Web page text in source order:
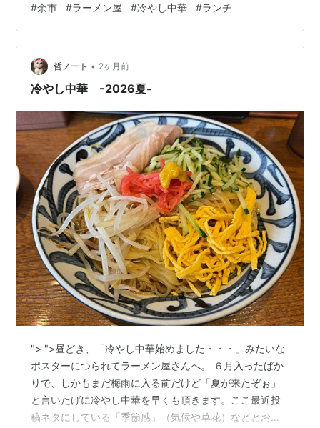
#余市 #ラーメン屋 #冷やし中華 #ランチ
哲ノート • 2ヶ月前
冷やし中華 -2026夏-
"> ">昼どき、「冷やし中華始めました・・・」みたいな
ポスターにつられてラーメン屋さんへ。 ６月入ったばか
りで、しかもまだ梅雨に入る前だけど「夏が来たぞぉ」
と言いたげに冷やし中華を早くも頂きます。ここ最近投
稿ネタにしている「季節感」（気候や草花）などとおな